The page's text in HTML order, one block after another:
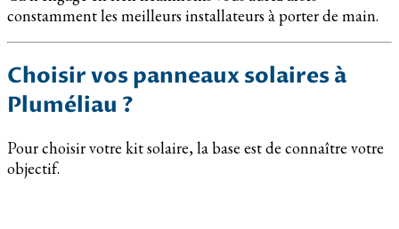
constamment les meilleurs installateurs à porter de main.
Choisir vos panneaux solaires à
Pluméliau ?
Pour choisir votre kit solaire, la base est de connaître votre
objectif.